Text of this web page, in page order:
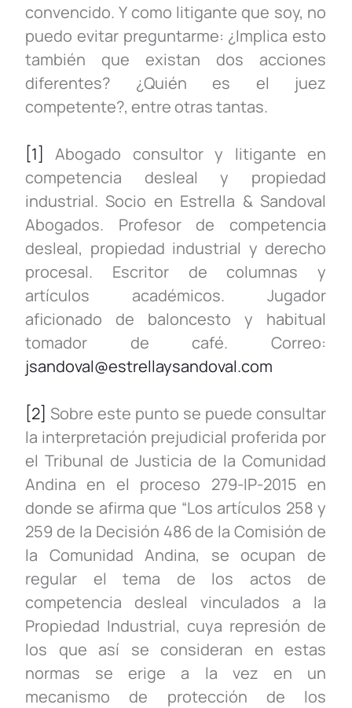
convencido. Y como litigante que soy, no
puedo evitar preguntarme: ¿Implica esto
también que existan dos acciones
diferentes? ¿Quién es el juez
competente?, entre otras tantas.
[1]
Abogado consultor y litigante en
competencia desleal y propiedad
industrial. Socio en Estrella & Sandoval
Abogados. Profesor de competencia
desleal, propiedad industrial y derecho
procesal. Escritor de columnas y
artículos académicos. Jugador
aficionado de baloncesto y habitual
tomador de café. Correo:
jsandoval@estrellaysandoval.com
[2] Sobre este punto se puede consultar
la interpretación prejudicial proferida por
el Tribunal de Justicia de la Comunidad
Andina en el proceso 279-IP-2015 en
donde se afirma que “Los artículos 258 y
259 de la Decisión 486 de la Comisión de
la Comunidad Andina, se ocupan de
regular el tema de los actos de
competencia desleal vinculados a la
Propiedad Industrial, cuya represión de
los que así se consideran en estas
normas se erige a la vez en un
mecanismo de protección de los